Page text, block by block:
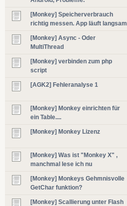
[Monkey] Speicherverbrauch
richtig messen. App läuft langsam
[Monkey] Async - Oder
MultiThread
[Monkey] verbinden zum php
script
[AGK2] Fehleranalyse 1
[Monkey] Monkey einrichten für
ein Table....
[Monkey] Monkey Lizenz
[Monkey] Was ist "Monkey X" ,
manchmal lese ich nu
[Monkey] Monkeys Gehmnisvolle
GetChar funktion?
[Monkey] Scallierung unter Flash